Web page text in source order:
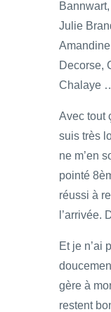
Julie
Decorse,
Chalaye
Avec tout
suis très
ne m’en
pointé
réussi à
l’arrivée.
Et je n’ai
gère à
restent